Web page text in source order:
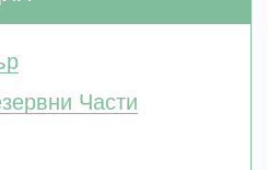
Части